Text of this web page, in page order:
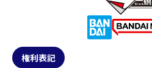
権利表記